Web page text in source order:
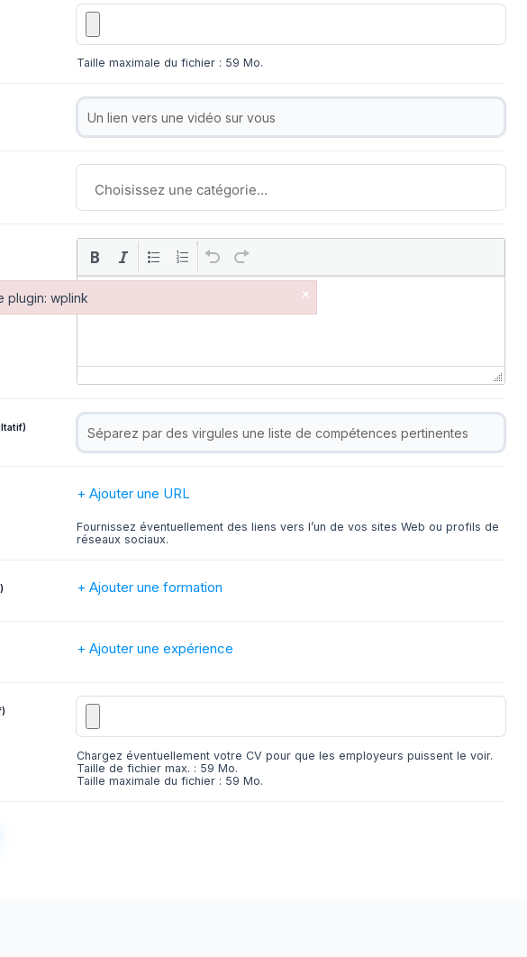
Taille maximale du fichier : 59 Mo.
+ Ajouter une URL
Fournissez éventuellement des liens vers l’un de vos sites Web ou profils de
réseaux sociaux.
+ Ajouter une formation
+ Ajouter une expérience
Chargez éventuellement votre CV pour que les employeurs puissent le voir.
Taille de fichier max. : 59 Mo.
Taille maximale du fichier : 59 Mo.
plugin: wplink ×
wplink